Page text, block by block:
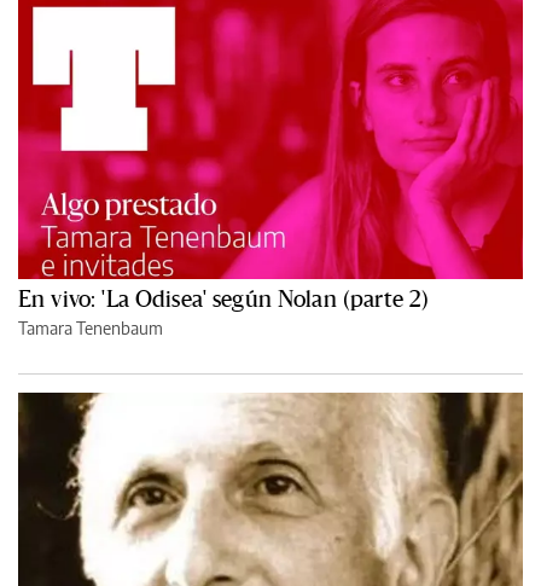
En vivo: 'La Odisea' según Nolan (parte 2)
Tamara Tenenbaum